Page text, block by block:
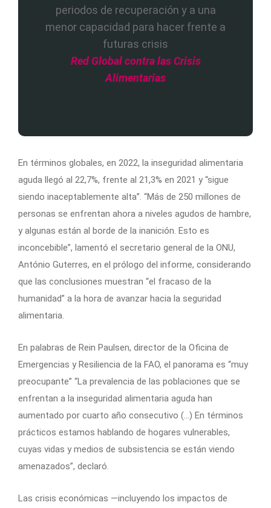
periodos de recuperación y a una
menor capacidad para hacer frente a
futuras crisis
Red Global contra las Crisis
Alimentarias
En términos globales, en 2022, la inseguridad alimentaria
aguda llegó al 22,7%, frente al 21,3% en 2021 y “sigue
siendo inaceptablemente alta”. “Más de 250 millones de
personas se enfrentan ahora a niveles agudos de hambre,
y algunas están al borde de la inanición. Esto es
inconcebible”, lamentó el secretario general de la ONU,
António Guterres, en el prólogo del informe, considerando
que las conclusiones muestran “el fracaso de la
humanidad” a la hora de avanzar hacia la seguridad
alimentaria.
En palabras de Rein Paulsen, director de la Oficina de
Emergencias y Resiliencia de la FAO, el panorama es “muy
preocupante” “La prevalencia de las poblaciones que se
enfrentan a la inseguridad alimentaria aguda han
aumentado por cuarto año consecutivo (…) En términos
prácticos estamos hablando de hogares vulnerables,
cuyas vidas y medios de subsistencia se están viendo
amenazados”, declaró.
Las crisis económicas —incluyendo los impactos de